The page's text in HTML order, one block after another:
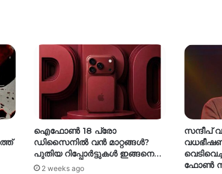
ഐഫോൺ 18 പ്രോ
ഡിസൈനിൽ വൻ മാറ്റങ്ങൾ?
പുതിയ റിപ്പോര്‍ട്ടുകള്‍ ഇങ്ങനെ…
2 weeks ago
സന്ദീപ്
ഫോൺ